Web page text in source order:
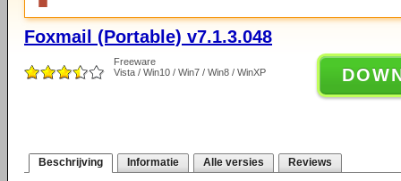
Foxmail (Portable) v7.1.3.048
Freeware
Vista / Win10 / Win7 / Win8 / WinXP
Beschrijving Informatie Alle versies Reviews